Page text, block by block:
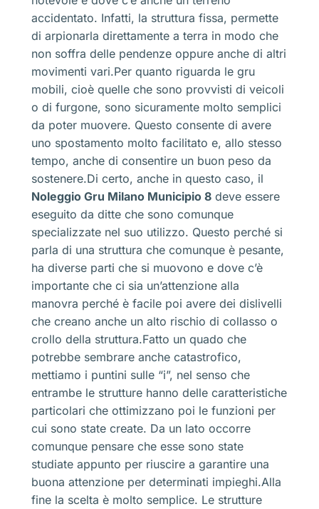
accidentato. Infatti, la struttura fissa, permette
di arpionarla direttamente a terra in modo che
non soffra delle pendenze oppure anche di altri
movimenti vari.Per quanto riguarda le gru
mobili, cioè quelle che sono provvisti di veicoli
o di furgone, sono sicuramente molto semplici
da poter muovere. Questo consente di avere
uno spostamento molto facilitato e, allo stesso
tempo, anche di consentire un buon peso da
sostenere.Di certo, anche in questo caso, il
Noleggio Gru Milano Municipio 8 deve essere
eseguito da ditte che sono comunque
specializzate nel suo utilizzo. Questo perché si
parla di una struttura che comunque è pesante,
ha diverse parti che si muovono e dove c’è
importante che ci sia un’attenzione alla
manovra perché è facile poi avere dei dislivelli
che creano anche un alto rischio di collasso o
crollo della struttura.Fatto un quado che
potrebbe sembrare anche catastrofico,
mettiamo i puntini sulle “i”, nel senso che
entrambe le strutture hanno delle caratteristiche
particolari che ottimizzano poi le funzioni per
cui sono state create. Da un lato occorre
comunque pensare che esse sono state
studiate appunto per riuscire a garantire una
buona attenzione per determinati impieghi.Alla
fine la scelta è molto semplice. Le strutture